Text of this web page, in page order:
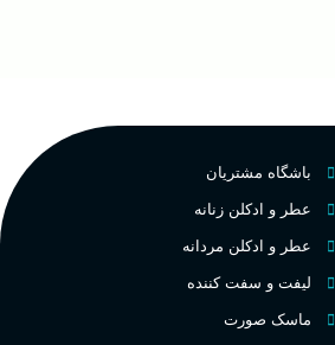
باشگاه مشتریان
عطر و ادکلن زنانه
عطر و ادکلن مردانه
لیفت و سفت کننده
ماسک صورت